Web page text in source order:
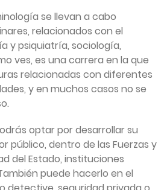
se llevan a cabo
relacionados con el
y psiquiatría, sociología,
ves, es una carrera en la que
relacionadas con diferentes
y en muchos casos no se
optar por desarrollar su
público, dentro de las Fuerzas y
del Estado, instituciones
puede hacerlo en el